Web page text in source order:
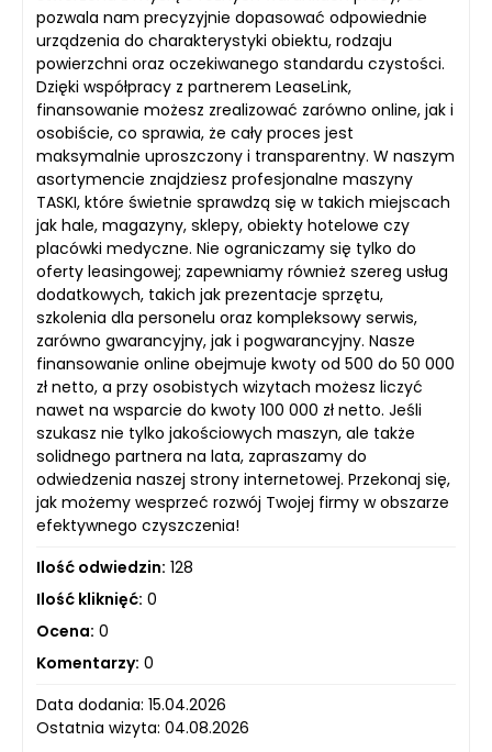
pozwala nam precyzyjnie dopasować odpowiednie
urządzenia do charakterystyki obiektu, rodzaju
powierzchni oraz oczekiwanego standardu czystości.
Dzięki współpracy z partnerem LeaseLink,
finansowanie możesz zrealizować zarówno online, jak i
osobiście, co sprawia, że cały proces jest
maksymalnie uproszczony i transparentny. W naszym
asortymencie znajdziesz profesjonalne maszyny
TASKI, które świetnie sprawdzą się w takich miejscach
jak hale, magazyny, sklepy, obiekty hotelowe czy
placówki medyczne. Nie ograniczamy się tylko do
oferty leasingowej; zapewniamy również szereg usług
dodatkowych, takich jak prezentacje sprzętu,
szkolenia dla personelu oraz kompleksowy serwis,
zarówno gwarancyjny, jak i pogwarancyjny. Nasze
finansowanie online obejmuje kwoty od 500 do 50 000
zł netto, a przy osobistych wizytach możesz liczyć
nawet na wsparcie do kwoty 100 000 zł netto. Jeśli
szukasz nie tylko jakościowych maszyn, ale także
solidnego partnera na lata, zapraszamy do
odwiedzenia naszej strony internetowej. Przekonaj się,
jak możemy wesprzeć rozwój Twojej firmy w obszarze
efektywnego czyszczenia!
Ilość odwiedzin: 128
Ilość kliknięć: 0
Ocena: 0
Komentarzy: 0
Data dodania: 15.04.2026
Ostatnia wizyta: 04.08.2026